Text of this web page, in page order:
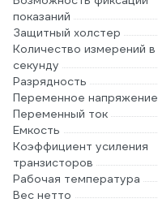
показаний
Защитный холстер
Количество измерений в
секунду
Разрядность
Переменное напряжение
Переменный ток
Емкость
Коэффициент усиления
транзисторов
Рабочая температура
Вес нетто